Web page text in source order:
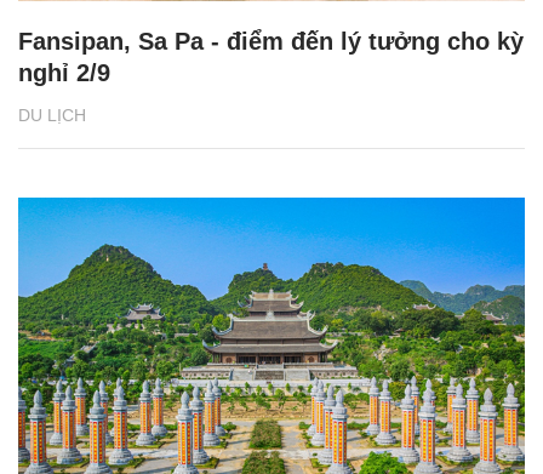
DU LỊCH
Fansipan, Sa Pa - điểm đến lý tưởng cho kỳ
nghỉ 2/9